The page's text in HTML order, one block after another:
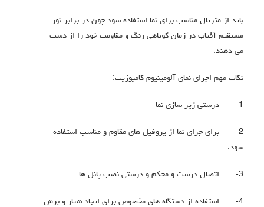
باید از متریال مناسب برای نما استفاده شود چون در برابر نور
مستقیم آفتاب در زمان کوتاهی رنگ و مقاومت خود را از دست
می دهند.
نکات مهم اجرای نمای آلومینیوم کامپوزیت:
1- درستی زیر سازی نما
2-
برای جرای نما از پروفیل های مقاوم و مناسب استفاده
شود.
3- اتصال درست و محکم و درستی نصب پانل ها
4-
استفاده از دستگاه های مخصوص برای ایجاد شیار و برش